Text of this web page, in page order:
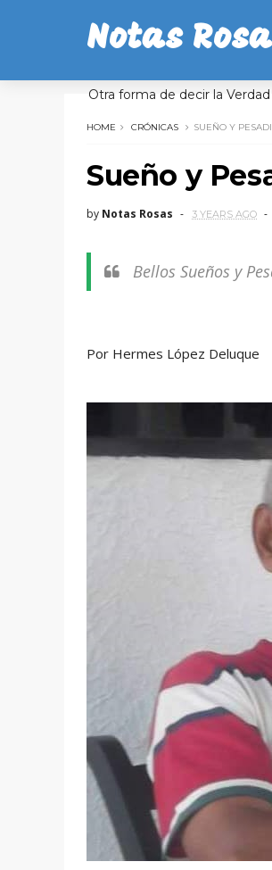
Notas
Otra forma de decir la Verdad
HOME CRÓNICAS SUEÑO Y
Sueño y
by Notas Rosas 3 YEARS AGO
Bellos Sueños y
Por Hermes López Deluque